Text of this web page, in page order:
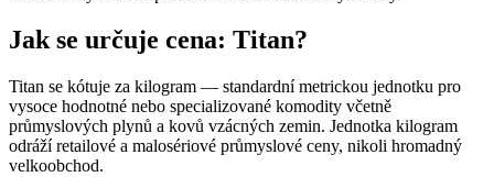
Jak se určuje cena: Titan?
Titan se kótuje za kilogram — standardní metrickou jednotku pro
vysoce hodnotné nebo specializované komodity včetně
průmyslových plynů a kovů vzácných zemin. Jednotka kilogram
odráží retailové a malosériové průmyslové ceny, nikoli hromadný
velkoobchod.